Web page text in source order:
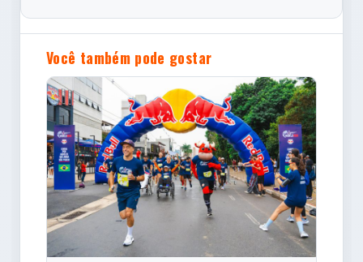
Você também pode gostar